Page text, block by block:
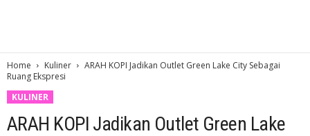
Home Kuliner
ARAH KOPI Jadikan Outlet Green Lake City Sebagai
Ruang Ekspresi
KULINER
ARAH KOPI Jadikan Outlet Green Lake